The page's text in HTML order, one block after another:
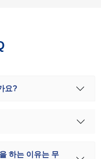
요?
하는 이유는 무